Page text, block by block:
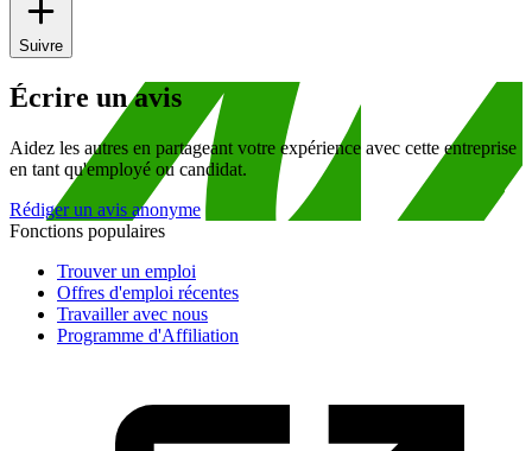
Suivre
Écrire un avis
Aidez les autres en partageant votre expérience avec cette entreprise
en tant qu'employé ou candidat.
Rédiger un avis anonyme
Fonctions populaires
Trouver un emploi
Offres d'emploi récentes
Travailler avec nous
Programme d'Affiliation